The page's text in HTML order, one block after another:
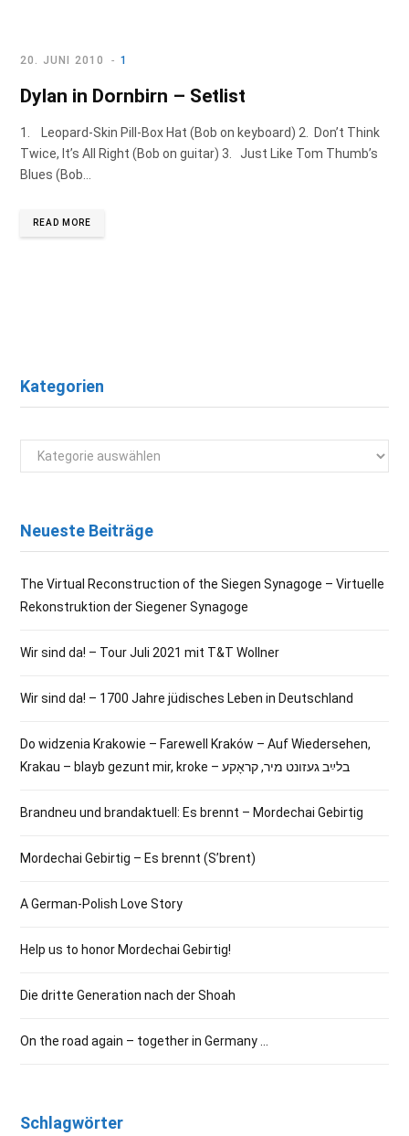
k a n
1
20. JUNI 2010
Dylan in Dornbirn – Setlist
1. Leopard-Skin Pill-Box Hat (Bob on keyboard) 2. Don’t Think
Twice, It’s All Right (Bob on guitar) 3. Just Like Tom Thumb’s
Blues (Bob…
READ MORE
Kategorien
Kategorien
Neueste Beiträge
The Virtual Reconstruction of the Siegen Synagoge – Virtuelle
Rekonstruktion der Siegener Synagoge
Wir sind da! – Tour Juli 2021 mit T&T Wollner
Wir sind da! – 1700 Jahre jüdisches Leben in Deutschland
Do widzenia Krakowie – Farewell Kraków – Auf Wiedersehen,
Krakau – blayb gezunt mir, kroke – בלײַב געזונט מיר, קראָקע
Brandneu und brandaktuell: Es brennt – Mordechai Gebirtig
Mordechai Gebirtig – Es brennt (S’brent)
A German-Polish Love Story
Help us to honor Mordechai Gebirtig!
Die dritte Generation nach der Shoah
On the road again – together in Germany …
Schlagwörter